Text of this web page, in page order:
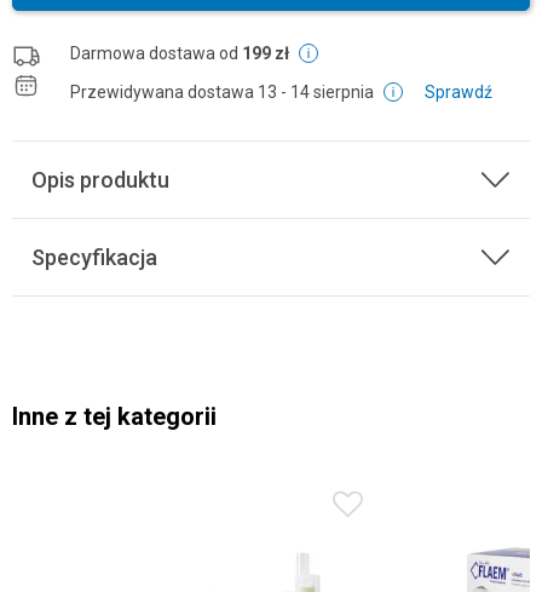
Darmowa dostawa od 199 zł
Przewidywana dostawa 13 - 14 sierpnia Sprawdź
Opis produktu
Specyfikacja
Inne z tej kategorii